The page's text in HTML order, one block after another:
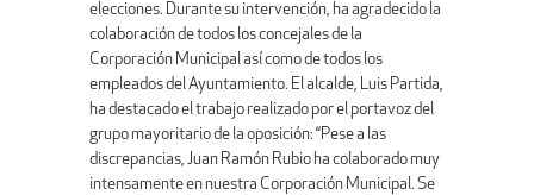
elecciones. Durante su intervención, ha agradecido la
colaboración de todos los concejales de la
Corporación Municipal así como de todos los
empleados del Ayuntamiento. El alcalde, Luis Partida,
ha destacado el trabajo realizado por el portavoz del
grupo mayoritario de la oposición: “Pese a las
discrepancias, Juan Ramón Rubio ha colaborado muy
intensamente en nuestra Corporación Municipal. Se